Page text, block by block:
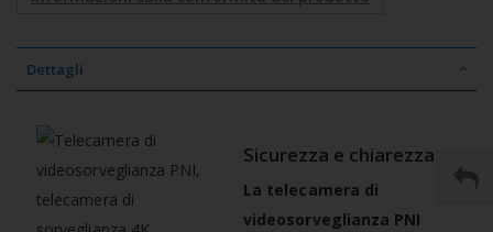
Dettagli
Sicurezza e chiarezza
La telecamera di
videosorveglianza PNI